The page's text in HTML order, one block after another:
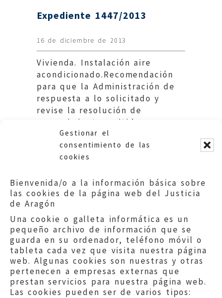
Gestionar el
consentimiento de las
cookies
Bienvenida/o a la información básica sobre
las cookies de la página web del Justicia
de Aragón
Una cookie o galleta informática es un
pequeño archivo de información que se
guarda en su ordenador, teléfono móvil o
tableta cada vez que visita nuestra página
web. Algunas cookies son nuestras y otras
pertenecen a empresas externas que
prestan servicios para nuestra página web.
Las cookies pueden ser de varios tipos:
Expediente 1447/2013
16 de diciembre de 2013
Vivienda. Instalación aire
acondicionado.Recomendación
para que la Administración de
respuesta a lo solicitado y
revise la resolución de
requerimiento emitida.
Ayuntamiento de Zaragoza.